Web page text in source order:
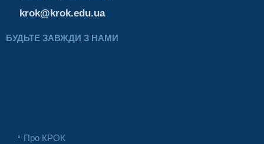
krok@krok.edu.ua
БУДЬТЕ ЗАВЖДИ З НАМИ
Про КРОК